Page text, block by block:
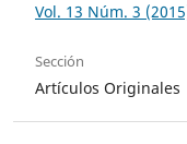
Vol. 13 Núm. 3
Sección
Artículos Originales